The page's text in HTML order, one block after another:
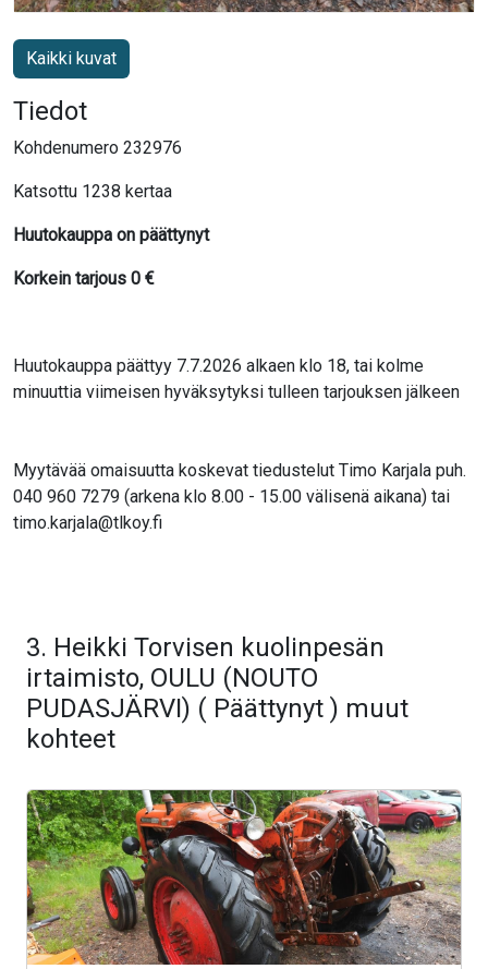
Kaikki kuvat
Tiedot
Kohdenumero 232976
Katsottu 1238 kertaa
Huutokauppa on päättynyt
Korkein tarjous 0 €
Huutokauppa päättyy 7.7.2026 alkaen klo 18, tai kolme
minuuttia viimeisen hyväksytyksi tulleen tarjouksen jälkeen
Myytävää omaisuutta koskevat tiedustelut Timo Karjala puh.
040 960 7279 (arkena klo 8.00 - 15.00 välisenä aikana) tai
timo.karjala@tlkoy.fi
3. Heikki Torvisen kuolinpesän
irtaimisto, OULU (NOUTO
PUDASJÄRVI) ( Päättynyt ) muut
kohteet